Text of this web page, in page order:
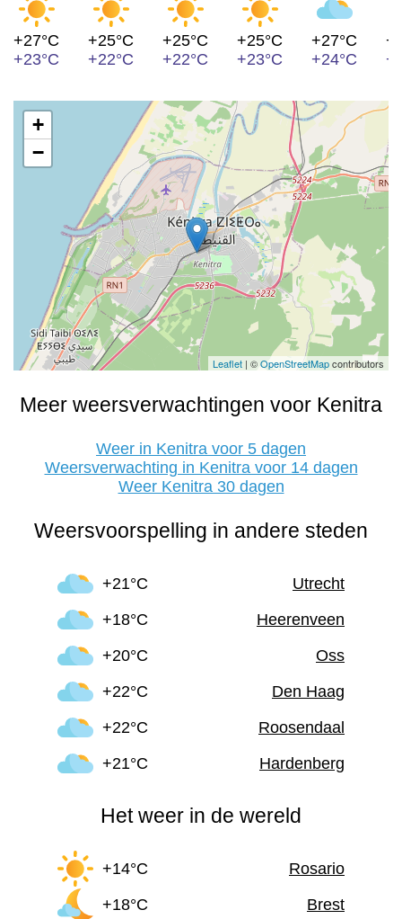
+27°C
+23°C
+25°C
+22°C
+25°C
+22°C
+25°C
+23°C
+27°C
+24°C
+
−
Leaflet | ©OpenStreetMapcontributors
Meer weersverwachtingen voor Kenitra
Weer in Kenitra voor 5 dagen
Weersverwachting in Kenitra voor 14 dagen
Weer Kenitra 30 dagen
Weersvoorspelling in andere steden
+21°C
Utrecht
+18°C
Heerenveen
+20°C
Oss
+22°C
Den Haag
+22°C
Roosendaal
+21°C
Hardenberg
Het weer in de wereld
+14°C
Rosario
+18°C
Brest